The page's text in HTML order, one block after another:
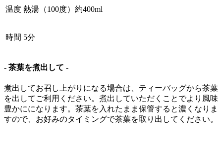
温度 熱湯（100度）約400ml
時間 5分
- 茶葉を煮出して -
煮出してお召し上がりになる場合は、ティーバッグから茶葉
を出してご利用ください。煮出していただくことでより風味
豊かにになります。茶葉を入れたまま保管すると濃くなりま
すので、お好みのタイミングで茶葉を取り出してください。